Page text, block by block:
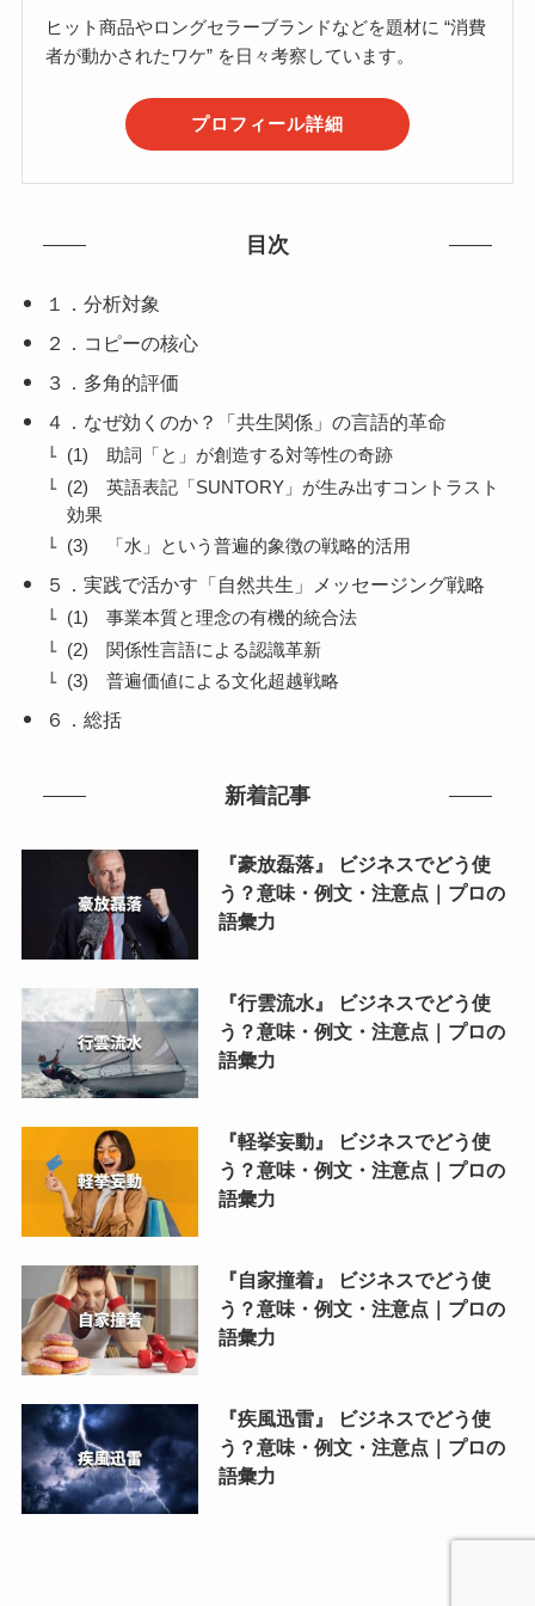
ヒット商品やロングセラーブランドなどを題材に “消費
者が動かされたワケ” を日々考察しています。
プロフィール詳細
目次
１．分析対象
２．コピーの核心
３．多角的評価
４．なぜ効くのか？「共生関係」の言語的革命
(1) 助詞「と」が創造する対等性の奇跡
(2) 英語表記「SUNTORY」が生み出すコントラスト
効果
(3) 「水」という普遍的象徴の戦略的活用
５．実践で活かす「自然共生」メッセージング戦略
(1) 事業本質と理念の有機的統合法
(2) 関係性言語による認識革新
(3) 普遍価値による文化超越戦略
６．総括
新着記事
『豪放磊落』 ビジネスでどう使
う？意味・例文・注意点｜プロの
語彙力
『行雲流水』 ビジネスでどう使
う？意味・例文・注意点｜プロの
語彙力
『軽挙妄動』 ビジネスでどう使
う？意味・例文・注意点｜プロの
語彙力
『自家撞着』 ビジネスでどう使
う？意味・例文・注意点｜プロの
語彙力
『疾風迅雷』 ビジネスでどう使
う？意味・例文・注意点｜プロの
語彙力